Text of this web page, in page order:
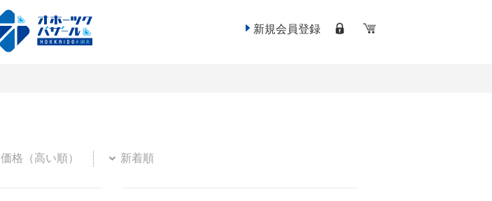
新規会員登録
価格（高い順） 新着順